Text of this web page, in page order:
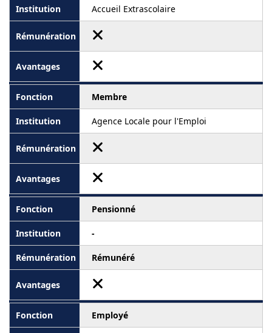
Accueil Extrascolaire
Membre
Agence Locale pour l'Emploi
Pensionné
-
Rémunéré
Employé